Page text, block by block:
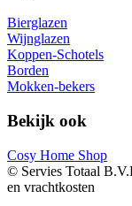
Bierglazen
Wijnglazen
Koppen-Schotels
Borden
Mokken-bekers
Bekijk ook
Cosy Home Shop
© Servies Totaal B.V.
en vrachtkosten